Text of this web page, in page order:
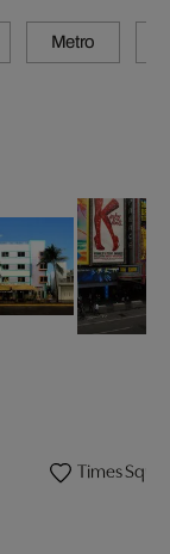
Metro
Times